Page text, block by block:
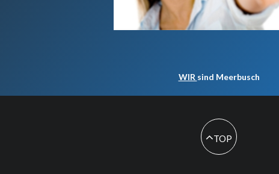
WIR sind Meerbusch
TOP